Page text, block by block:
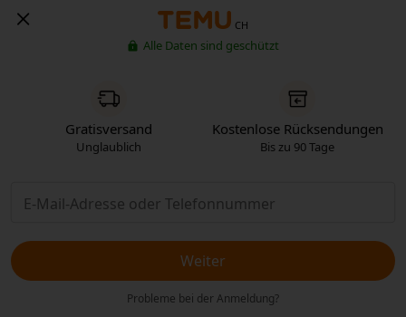
CH
Alle Daten sind geschützt
Gratisversand
Unglaublich
Kostenlose Rücksendungen
Bis zu 90 Tage
Weiter
Probleme bei der Anmeldung?